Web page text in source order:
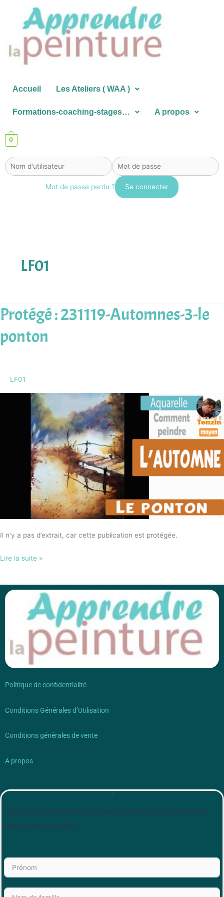
contenu
Accueil Les Ateliers ( WAA )
Formations-coaching-stages… A propos
0
Mot de passe perdu ?
LF01
Protégé : 231119-Automnes-3-le
ponton
LF01
Il n’y a pas d’extrait, car cette publication est protégée.
Protégé :
231119-
Automnes-
3-
Lire la suite »
Politique de confidentialité
Conditions Générales d’Utilisation
Conditions générales de vente
A propos
Restez au courant des nonuveaux articles, des promotions,
des nouveaux cours…